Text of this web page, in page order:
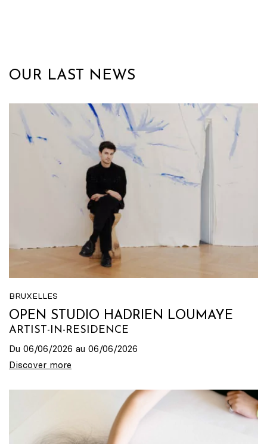
OUR LAST NEWS
BRUXELLES
OPEN STUDIO HADRIEN LOUMAYE
ARTIST-IN-RESIDENCE
Du 06/06/2026 au 06/06/2026
Discover more